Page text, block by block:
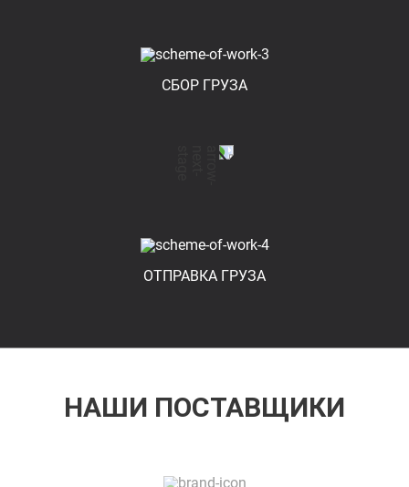
СБОР ГРУЗА
ОТПРАВКА ГРУЗА
НАШИ ПОСТАВЩИКИ